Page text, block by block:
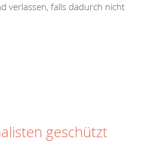
verlassen, falls dadurch nicht
geschützt